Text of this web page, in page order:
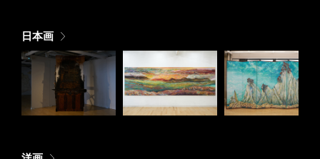
日本画